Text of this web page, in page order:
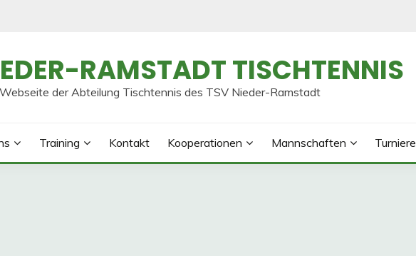
RAMSTADT TISCHTENNIS
der Abteilung Tischtennis des TSV Nieder-Ramstadt
Training Kontakt Kooperationen Mannschaften Turniere